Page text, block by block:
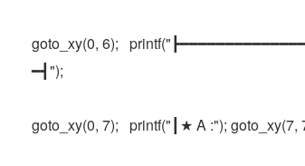
goto_xy(0, 6);
━┫");
goto_xy(0, 7);   printf("┃★ A :");